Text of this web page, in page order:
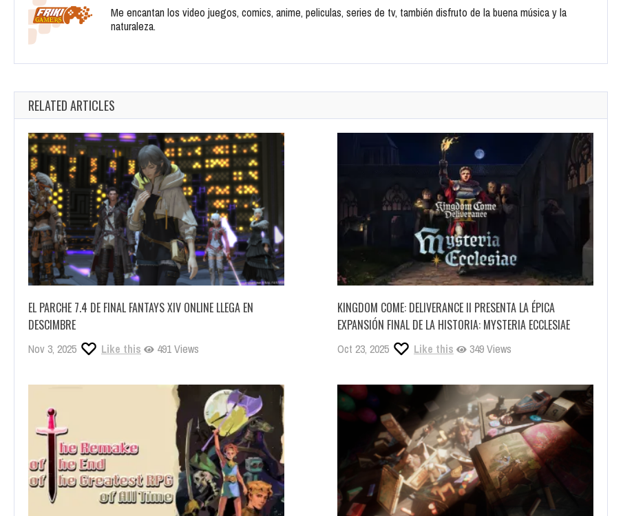
Me encantan los video juegos, comics, anime, peliculas, series de tv, también disfruto de la buena música y la
naturaleza.
RELATED ARTICLES
EL PARCHE 7.4 DE FINAL FANTAYS XIV ONLINE LLEGA EN
DESCIMBRE
Nov 3, 2025 Like this 491 Views
KINGDOM COME: DELIVERANCE II PRESENTA LA ÉPICA
EXPANSIÓN FINAL DE LA HISTORIA: MYSTERIA ECCLESIAE
Oct 23, 2025 Like this 349 Views